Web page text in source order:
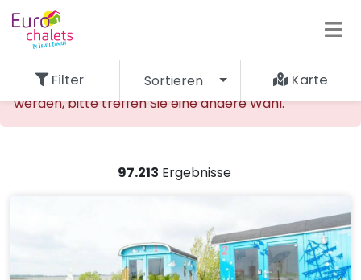
Die gewünschte Unterkunft kann nicht gefunden
werden, bitte treffen Sie eine andere Wahl.
97.213 Ergebnisse
Filter Sortieren Karte